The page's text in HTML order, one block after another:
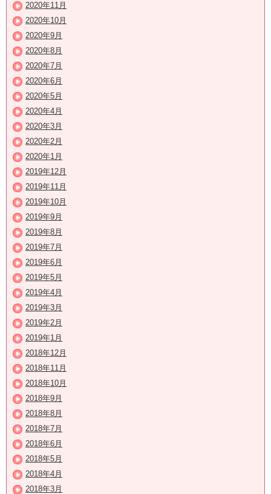
2020年11月
2020年10月
2020年9月
2020年8月
2020年7月
2020年6月
2020年5月
2020年4月
2020年3月
2020年2月
2020年1月
2019年12月
2019年11月
2019年10月
2019年9月
2019年8月
2019年7月
2019年6月
2019年5月
2019年4月
2019年3月
2019年2月
2019年1月
2018年12月
2018年11月
2018年10月
2018年9月
2018年8月
2018年7月
2018年6月
2018年5月
2018年4月
2018年3月